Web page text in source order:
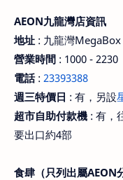
AEON九龍灣店資訊
地址 : 九龍灣
營業時間 : 1000 - 2230
電話: 23393388
週三特價日 : 有，另設
超市自助付款機 : 有，
要出口約4部
食肆（只列出屬AEON